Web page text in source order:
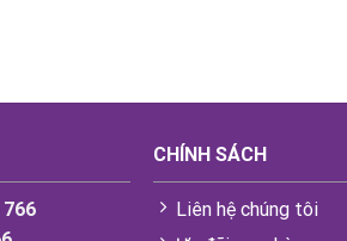
CHÍNH SÁCH
Liên hệ chúng tôi